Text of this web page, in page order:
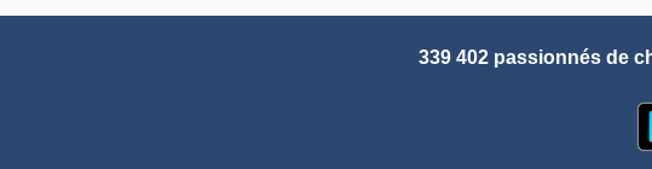
339 402 passionnés de